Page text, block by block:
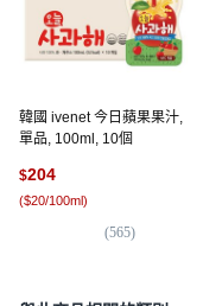
韓國 ivenet 今日蘋果果汁,
單品, 100ml, 10個
$204
($20/100ml)
(565)